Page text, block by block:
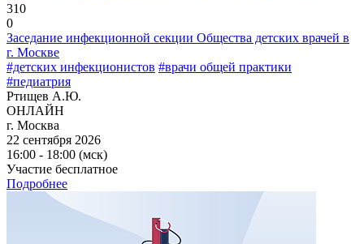
310
0
Заседание инфекционной секции Общества детских врачей в
г. Москве
#детских инфекционистов #врачи общей практики
#педиатрия
Ртищев А.Ю.
ОНЛАЙН
г. Москва
22 сентября 2026
16:00 - 18:00 (мск)
Участие бесплатное
Подробнее